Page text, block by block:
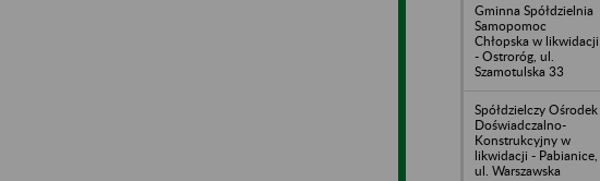
Gminna Spółdzielnia
Samopomoc
Chłopska w likwidacji
- Ostroróg, ul.
Szamotulska 33
Spółdzielczy Ośrodek
Doświadczalno-
Konstrukcyjny w
likwidacji - Pabianice,
ul. Warszawska